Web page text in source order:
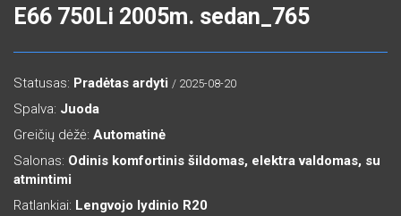
E66 750Li 2005m. sedan_765
Statusas: Pradėtas ardyti / 2025-08-20
Spalva: Juoda
Greičių dėžė: Automatinė
Salonas: Odinis komfortinis šildomas, elektra valdomas, su
atmintimi
Ratlankiai: Lengvojo lydinio R20